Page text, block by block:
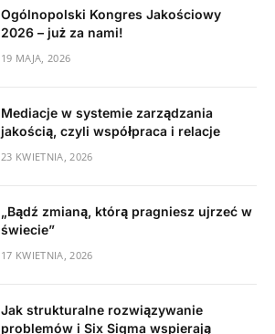
Ogólnopolski Kongres Jakościowy
2026 – już za nami!
19 MAJA, 2026
Mediacje w systemie zarządzania
jakością, czyli współpraca i relacje
23 KWIETNIA, 2026
„Bądź zmianą, którą pragniesz ujrzeć w
świecie”
17 KWIETNIA, 2026
Jak strukturalne rozwiązywanie
problemów i Six Sigma wspierają